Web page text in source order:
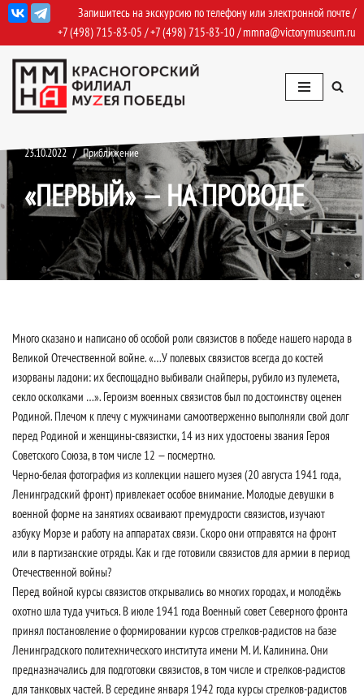
Перейти
к
содержимому
Запишитесь на экскурсию по телефону или электронной почте /
+7 (498) 715-83-05 /+7 (498) 715-83-10/mmna@victorymuseum.ru
23.10.2022 Приближение
«ПЕРВЫЙ» — НА ПРОВОДЕ
Много сказано и написано об особой роли связистов в победе нашего народа в
Великой Отечественной войне. «…У полевых связистов всегда до костей
изорваны ладони: их беспощадно выбивали снайперы, рубило из пулемета,
секло осколками …». Героизм военных связистов был по достоинству оценен
Родиной. Плечом к плечу с мужчинами самоотверженно выполняли свой долг
перед Родиной и женщины-связистки, 14 из них удостоены звания Героя
Советского Союза, в том числе 12 — посмертно.
Черно-белая фотография из коллекции нашего музея (20 августа 1941 года,
Ленинградский фронт) привлекает особое внимание. Молодые девушки в
военной форме на занятиях осваивают премудрости связистов, изучают
азбуку Морзе и работу на аппаратах связи. Скоро они отправятся на фронт
или в партизанские отряды. Как и где готовили связистов для армии в период
Отечественной войны?
Перед войной курсы связистов открывались во многих городах, и молодёжь
охотно шла туда учиться. В июле 1941 года Военный совет Северного фронта
принял постановление о формировании курсов стрелков-радистов на базе
Ленинградского политехнического института имени М. И. Калинина. Они
предназначались для подготовки связистов, в том числе и стрелков-радистов
для танковых частей. В середине января 1942 года курсы стрелков-радистов